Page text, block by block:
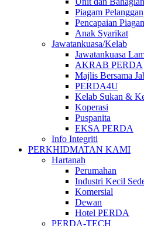
Piagam Pelanggan
Pencapaian
Anak Syarikat
Jawatankuasa/Kelab
Jawatankuasa
AKRAB PERDA
Majlis Bersama
PERDA4U
Kelab Sukan &
Koperasi
Puspanita
EKSA PERDA
Info Integriti
PERKHIDMATAN KAMI
Hartanah
Perumahan
Industri Kecil
Komersial
Dewan
Hotel PERDA
PERDA-TECH